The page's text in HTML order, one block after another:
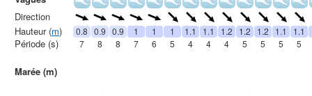
0.8 0.9 0.9 1 1 1 1.1 1.1 1.2 1.2 1.2 1.1
1.1
7
8 8 7 6 5 4 4 4 5 5 5 5
Direction
Hauteur (m)
Période (s)
Marée (m)